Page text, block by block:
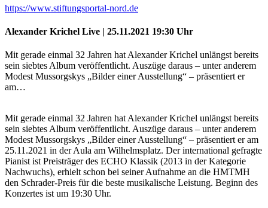
https://www.stiftungsportal-nord.de
Alexander Krichel Live | 25.11.2021 19:30 Uhr
Mit gerade einmal 32 Jahren hat Alexander Krichel unlängst bereits
sein siebtes Album veröffentlicht. Auszüge daraus – unter anderem
Modest Mussorgskys „Bilder einer Ausstellung“ – präsentiert er
am…
Mit gerade einmal 32 Jahren hat Alexander Krichel unlängst bereits
sein siebtes Album veröffentlicht. Auszüge daraus – unter anderem
Modest Mussorgskys „Bilder einer Ausstellung“ – präsentiert er am
25.11.2021 in der Aula am Wilhelmsplatz. Der international gefragte
Pianist ist Preisträger des ECHO Klassik (2013 in der Kategorie
Nachwuchs), erhielt schon bei seiner Aufnahme an die HMTMH
den Schrader-Preis für die beste musikalische Leistung. Beginn des
Konzertes ist um 19:30 Uhr.